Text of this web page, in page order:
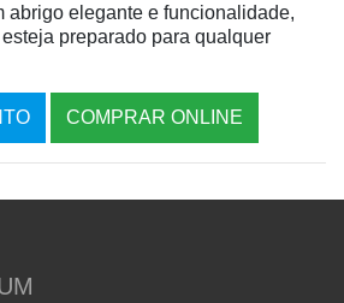
abrigo elegante e funcionalidade,
preparado para qualquer
COMPRAR ONLINE